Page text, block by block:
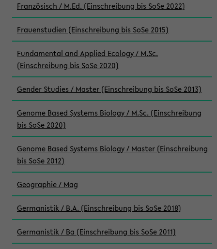
Französisch / M.Ed. (Einschreibung bis SoSe 2022)
Frauenstudien (Einschreibung bis SoSe 2015)
Fundamental and Applied Ecology / M.Sc.
(Einschreibung bis SoSe 2020)
Gender Studies / Master (Einschreibung bis SoSe 2013)
Genome Based Systems Biology / M.Sc. (Einschreibung
bis SoSe 2020)
Genome Based Systems Biology / Master (Einschreibung
bis SoSe 2012)
Geographie / Mag
Germanistik / B.A. (Einschreibung bis SoSe 2018)
Germanistik / Ba (Einschreibung bis SoSe 2011)